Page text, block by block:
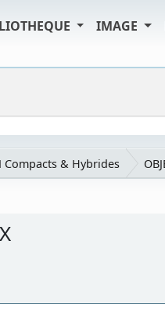
IMAGE
Compacts & Hybrides